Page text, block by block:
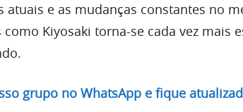
e as mudanças constantes no
Kiyosaki torna-se cada vez mais
grupo no WhatsApp e fique